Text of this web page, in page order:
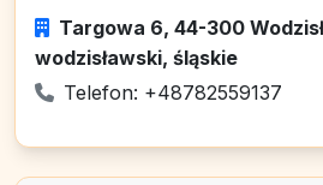
Targowa 6, 44-300
wodzisławski, śląskie
Telefon: +48782559137